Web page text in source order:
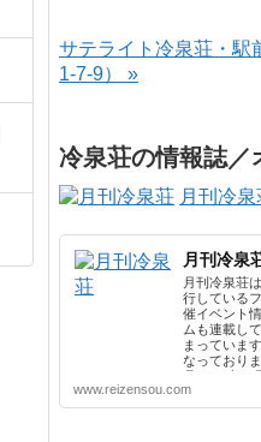
サテライト冷泉荘・駅
1-7-9） »
冷泉荘の情報誌／
月刊冷泉
月刊冷泉
月刊冷泉荘
行している
催イベント
ムも連載し
まっていま
なっており
2025年 3月
年 4月 〜
www.reizensou.com